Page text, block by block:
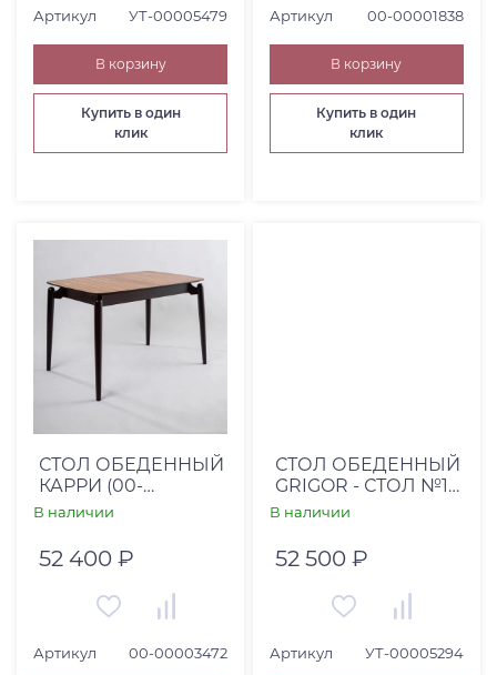
Артикул УТ-00005479
В корзину
Купить в один
клик
Артикул 00-00001838
В корзину
Купить в один
клик
СТОЛ ОБЕДЕННЫЙ
КАРРИ (00-
00003472)
В наличии
52 400 ₽
Артикул 00-00003472
СТОЛ ОБЕДЕННЫЙ
GRIGOR - СТОЛ №12
ПРЯМОЙ/
В наличии
52 500 ₽
Артикул УТ-00005294